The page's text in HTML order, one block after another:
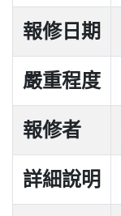
報修日期
嚴重程度
報修者
詳細說明